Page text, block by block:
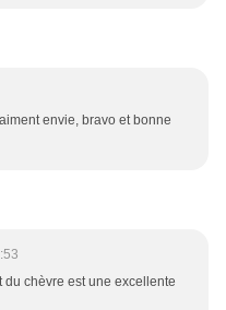
envie, bravo et bonne
chèvre est une excellente